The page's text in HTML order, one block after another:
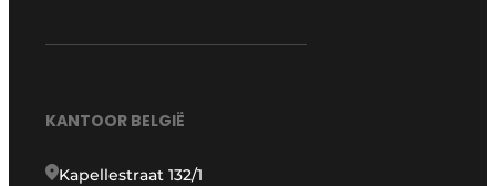
KANTOOR BELGIË
Kapellestraat 132/1